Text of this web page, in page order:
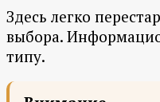
Здесь легко
выбора.
типу.